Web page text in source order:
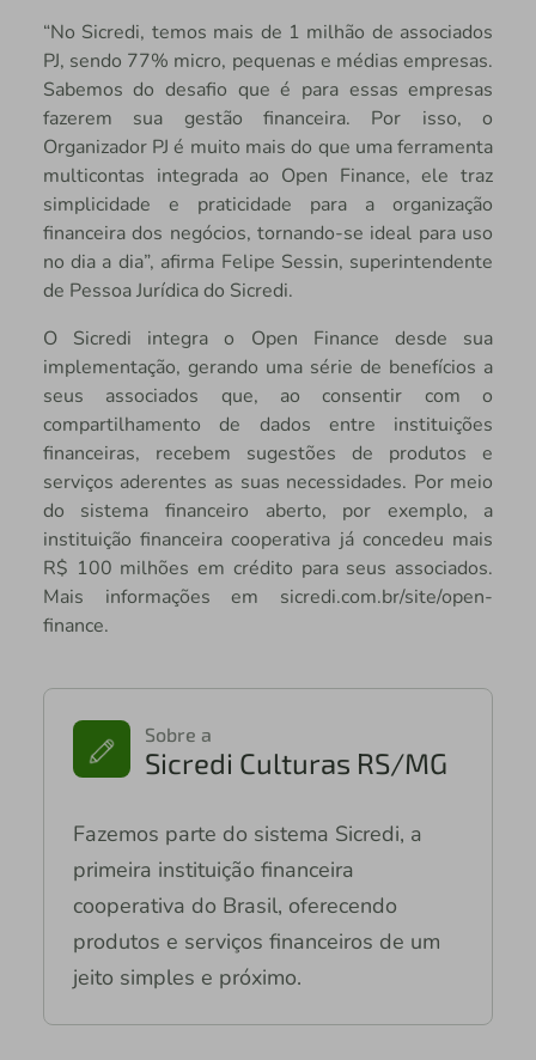
“No Sicredi, temos mais de 1 milhão de associados
PJ, sendo 77% micro, pequenas e médias empresas.
Sabemos do desafio que é para essas empresas
fazerem sua gestão financeira. Por isso, o
Organizador PJ é muito mais do que uma ferramenta
multicontas integrada ao Open Finance, ele traz
simplicidade e praticidade para a organização
financeira dos negócios, tornando-se ideal para uso
no dia a dia”, afirma Felipe Sessin, superintendente
de Pessoa Jurídica do Sicredi.
O Sicredi integra o Open Finance desde sua
implementação, gerando uma série de benefícios a
seus associados que, ao consentir com o
compartilhamento de dados entre instituições
financeiras, recebem sugestões de produtos e
serviços aderentes as suas necessidades. Por meio
do sistema financeiro aberto, por exemplo, a
instituição financeira cooperativa já concedeu mais
R$ 100 milhões em crédito para seus associados.
Mais informações em sicredi.com.br/site/open-
finance.
Sobre a
Sicredi Culturas RS/MG
Fazemos parte do sistema Sicredi, a
primeira instituição financeira
cooperativa do Brasil, oferecendo
produtos e serviços financeiros de um
jeito simples e próximo.